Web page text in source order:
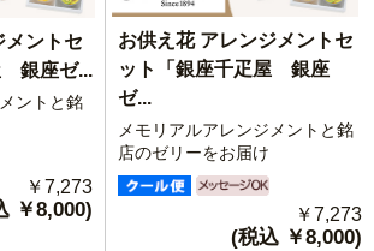
メントセ
銀座ゼ...
ントと銘
￥7,273
￥8,000)
お供え花 アレンジメントセ
ット「銀座千疋屋 銀座
ゼ...
メモリアルアレンジメントと銘
店のゼリーをお届け
￥7,273
(税込 ￥8,000)